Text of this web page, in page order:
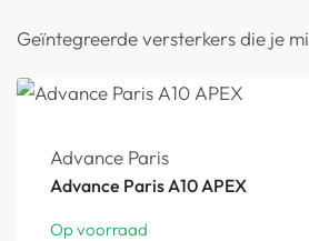
Geïntegreerde versterkers die je
Advance Paris
Advance Paris A10 APEX
Op voorraad